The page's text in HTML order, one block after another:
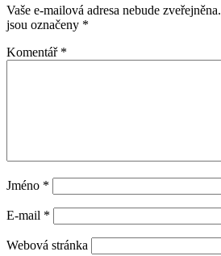
Vaše e-mailová adresa nebude zveřejněna.
jsou označeny *
Komentář *
Jméno *
E-mail *
Webová stránka